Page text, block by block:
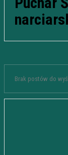
Brak postów do